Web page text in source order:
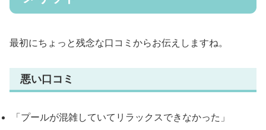
最初にちょっと残念な口コミからお伝えしますね。
悪い口コミ
「プールが混雑していてリラックスできなかった」